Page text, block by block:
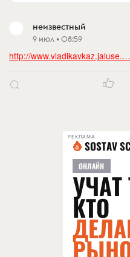
неизвестный
9 июл • 08:59
http://www.vladikavkaz.jaluse.…
РЕКЛАМА